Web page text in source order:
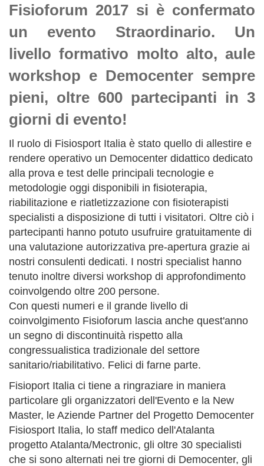
Fisioforum 2017 si è confermato
un evento Straordinario. Un
livello formativo molto alto, aule
workshop e Democenter sempre
pieni, oltre 600 partecipanti in 3
giorni di evento!
Il ruolo di Fisiosport Italia è stato quello di allestire e
rendere operativo un Democenter didattico dedicato
alla prova e test delle principali tecnologie e
metodologie oggi disponibili in fisioterapia,
riabilitazione e riatletizzazione con fisioterapisti
specialisti a disposizione di tutti i visitatori. Oltre ciò i
partecipanti hanno potuto usufruire gratuitamente di
una valutazione autorizzativa pre-apertura grazie ai
nostri consulenti dedicati. I nostri specialist hanno
tenuto inoltre diversi workshop di approfondimento
coinvolgendo oltre 200 persone.
Con questi numeri e il grande livello di
coinvolgimento Fisioforum lascia anche quest'anno
un segno di discontinuità rispetto alla
congressualistica tradizionale del settore
sanitario/riabilitativo. Felici di farne parte.
Fisioport Italia ci tiene a ringraziare in maniera
particolare gli organizzatori dell'Evento e la New
Master, le Aziende Partner del Progetto Democenter
Fisiosport Italia, lo staff medico dell'Atalanta
progetto Atalanta/Mectronic, gli oltre 30 specialisti
che si sono alternati nei tre giorni di Democenter, gli